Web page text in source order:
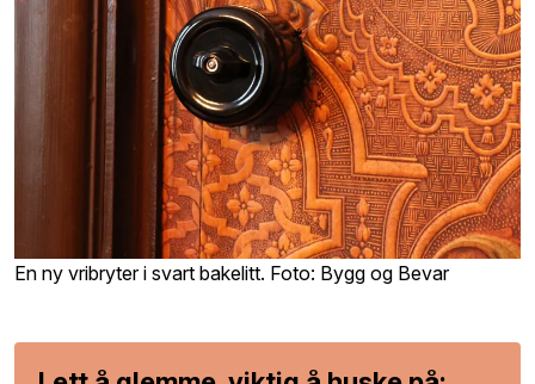
En ny vribryter i svart bakelitt. Foto: Bygg og Bevar